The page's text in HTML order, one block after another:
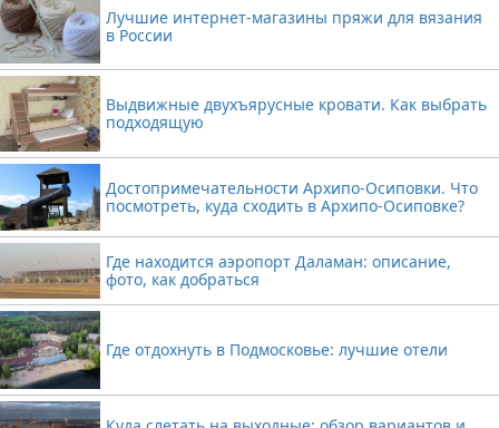
Лучшие интернет-магазины пряжи для вязания
в России
Выдвижные двухъярусные кровати. Как выбрать
подходящую
Достопримечательности Архипо-Осиповки. Что
посмотреть, куда сходить в Архипо-Осиповке?
Где находится аэропорт Даламан: описание,
фото, как добраться
Где отдохнуть в Подмосковье: лучшие отели